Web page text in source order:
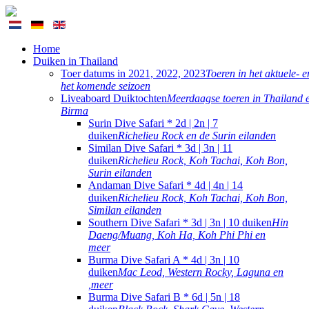
Home
Duiken in Thailand
Toer datums in 2021, 2022, 2023Toeren in het aktuele-
het komende seizoen
Liveaboard DuiktochtenMeerdaagse toeren in Thailand
Birma
Surin Dive Safari * 2d | 2n | 7
duikenRichelieu Rock en de Surin eilanden
Similan Dive Safari * 3d | 3n | 11
duikenRichelieu Rock, Koh Tachai, Koh Bon,
Surin eilanden
Andaman Dive Safari * 4d | 4n | 14
duikenRichelieu Rock, Koh Tachai, Koh Bon,
Similan eilanden
Southern Dive Safari * 3d | 3n | 10 duikenHin
Daeng/Muang, Koh Ha, Koh Phi Phi en
meer
Burma Dive Safari A * 4d | 3n | 10
duikenMac Leod, Western Rocky, Laguna en
,meer
Burma Dive Safari B * 6d | 5n | 18